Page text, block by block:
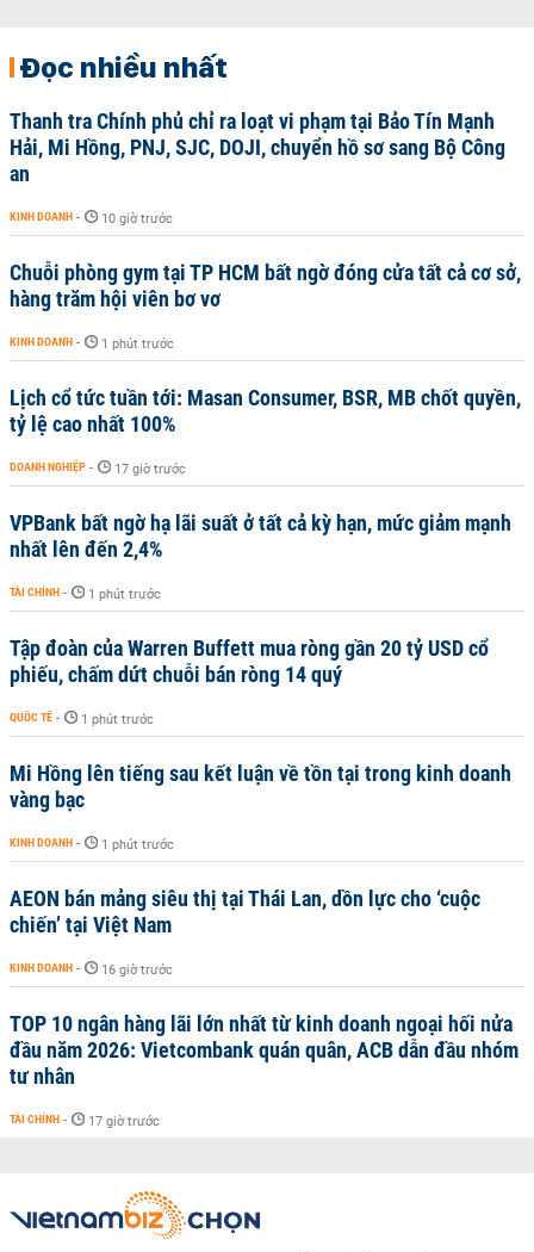
Đọc nhiều nhất
Thanh tra Chính phủ chỉ ra loạt vi phạm tại Bảo Tín Mạnh
Hải, Mi Hồng, PNJ, SJC, DOJI, chuyển hồ sơ sang Bộ Công
an
KINH DOANH - 10 giờ trước
Chuỗi phòng gym tại TP HCM bất ngờ đóng cửa tất cả cơ sở,
hàng trăm hội viên bơ vơ
KINH DOANH - 1 phút trước
Lịch cổ tức tuần tới: Masan Consumer, BSR, MB chốt quyền,
tỷ lệ cao nhất 100%
DOANH NGHIỆP - 17 giờ trước
VPBank bất ngờ hạ lãi suất ở tất cả kỳ hạn, mức giảm mạnh
nhất lên đến 2,4%
TÀI CHÍNH - 1 phút trước
Tập đoàn của Warren Buffett mua ròng gần 20 tỷ USD cổ
phiếu, chấm dứt chuỗi bán ròng 14 quý
QUỐC TẾ - 1 phút trước
Mi Hồng lên tiếng sau kết luận về tồn tại trong kinh doanh
vàng bạc
KINH DOANH - 1 phút trước
AEON bán mảng siêu thị tại Thái Lan, dồn lực cho ‘cuộc
chiến’ tại Việt Nam
KINH DOANH - 16 giờ trước
TOP 10 ngân hàng lãi lớn nhất từ kinh doanh ngoại hối nửa
đầu năm 2026: Vietcombank quán quân, ACB dẫn đầu nhóm
tư nhân
TÀI CHÍNH - 17 giờ trước